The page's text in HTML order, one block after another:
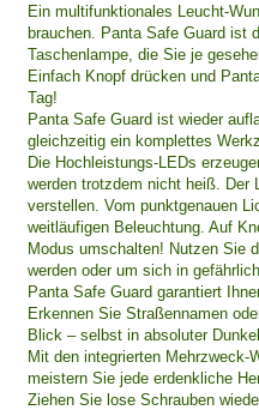
Ein multifunktionales Leucht-
brauchen. Panta Safe Guard ist
Taschenlampe, die Sie je
Einfach Knopf drücken und
Tag!
Panta Safe Guard ist wieder
gleichzeitig ein komplettes
Die Hochleistungs-LEDs
werden trotzdem nicht heiß.
verstellen. Vom punktgenauen
weitläufigen Beleuchtung. Auf
Modus umschalten! Nutzen Sie
werden oder um sich in
Panta Safe Guard garantiert
Erkennen Sie Straßennamen
Blick – selbst in absoluter
Mit den integrierten Mehrzweck-
meistern Sie jede erdenkliche
Ziehen Sie lose Schrauben